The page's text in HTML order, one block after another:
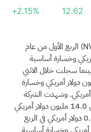
12.62
+2.15%
الربع الأول من عام
دولار أمريكي وخسارة أساسية
أمريكي، بينما سجلت خلال الاثني
إيرادات بلغت 40.5 مليون دولار أمريكي وخسارة
الواحد قدرها 0.62 دولار أمريكي. وشهدت الشركة
خلال الأرباع الأخيرة تقلبات في الإيرادات من 14.0 مليون دولار أمريكي
وخسارة أساسية للسهم الواحد قدرها 0.09 دولار أمريكي في الربع